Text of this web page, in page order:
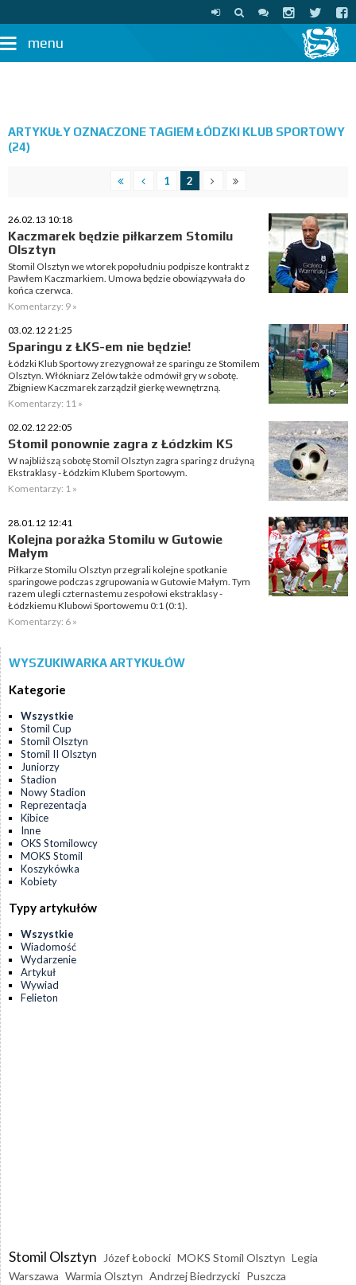
menu
ARTYKUŁY OZNACZONE TAGIEM ŁÓDZKI KLUB SPORTOWY
(24)
1 2
26.02.13 10:18
Kaczmarek będzie piłkarzem Stomilu
Olsztyn
Stomil Olsztyn we wtorek popołudniu podpisze kontrakt z
Pawłem Kaczmarkiem. Umowa będzie obowiązywała do
końca czerwca.
Komentarzy: 9 »
03.02.12 21:25
Sparingu z ŁKS-em nie będzie!
Łódzki Klub Sportowy zrezygnował ze sparingu ze Stomilem
Olsztyn. Włókniarz Zelów także odmówił gry w sobotę.
Zbigniew Kaczmarek zarządził gierkę wewnętrzną.
Komentarzy: 11 »
02.02.12 22:05
Stomil ponownie zagra z Łódzkim KS
W najbliższą sobotę Stomil Olsztyn zagra sparing z drużyną
Ekstraklasy - Łódzkim Klubem Sportowym.
Komentarzy: 1 »
28.01.12 12:41
Kolejna porażka Stomilu w Gutowie
Małym
Piłkarze Stomilu Olsztyn przegrali kolejne spotkanie
sparingowe podczas zgrupowania w Gutowie Małym. Tym
razem ulegli czternastemu zespołowi ekstraklasy -
Łódzkiemu Klubowi Sportowemu 0:1 (0:1).
Komentarzy: 6 »
WYSZUKIWARKA ARTYKUŁÓW
Kategorie
Wszystkie
Stomil Cup
Stomil Olsztyn
Stomil II Olsztyn
Juniorzy
Stadion
Nowy Stadion
Reprezentacja
Kibice
Inne
OKS Stomilowcy
MOKS Stomil
Koszykówka
Kobiety
Typy artykułów
Wszystkie
Wiadomość
Wydarzenie
Artykuł
Wywiad
Felieton
Stomil Olsztyn Józef Łobocki MOKS Stomil Olsztyn Legia
Warszawa Warmia Olsztyn Andrzej Biedrzycki Puszcza